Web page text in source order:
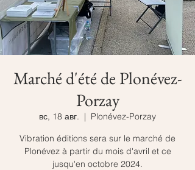
Marché d'été de Plonévez-
Porzay
вс, 18 авг.
  |
Plonévez-Porzay
Vibration éditions sera sur le marché de
Plonévez à partir du mois d'avril et ce
jusqu'en octobre 2024.